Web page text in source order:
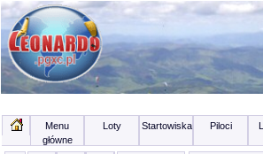
Menu
główne
Loty Startowiska Piloci